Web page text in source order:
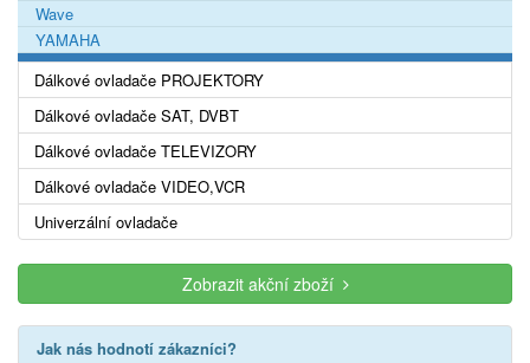
Wave
YAMAHA
Dálkové ovladače PROJEKTORY
Dálkové ovladače SAT, DVBT
Dálkové ovladače TELEVIZORY
Dálkové ovladače VIDEO,VCR
Univerzální ovladače
Zobrazit akční zboží
Jak nás hodnotí zákazníci?